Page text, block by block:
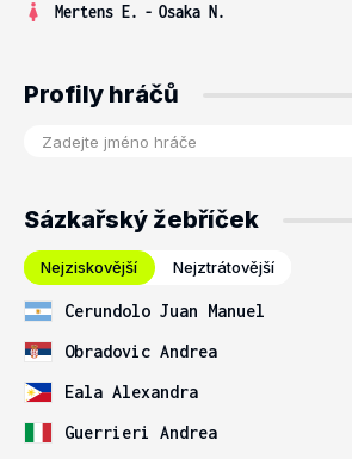
Mertens E. - Osaka N.
Profily hráčů
Sázkařský žebříček
Nejziskovější Nejztrátovější
Cerundolo Juan Manuel
Obradovic Andrea
Eala Alexandra
Guerrieri Andrea